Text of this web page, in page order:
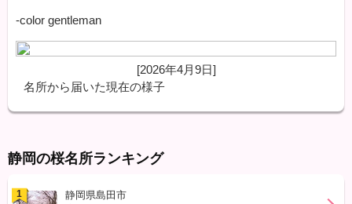
-color gentleman
[2026年4月9日]
名所から届いた現在の様子
静岡の桜名所ランキング
1 静岡県島田市